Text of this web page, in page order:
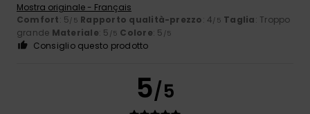
Mostra originale - Français
Comfort: 5/5 Rapporto qualità-prezzo: 4/5 Taglia: Troppo
grande Materiale: 5 /5 Colore: 5 /5
Consiglio questo prodotto
5/5